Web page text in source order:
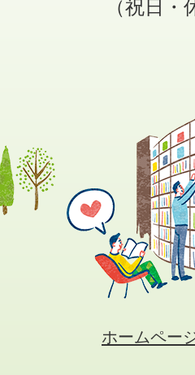
（祝日
ホームペー